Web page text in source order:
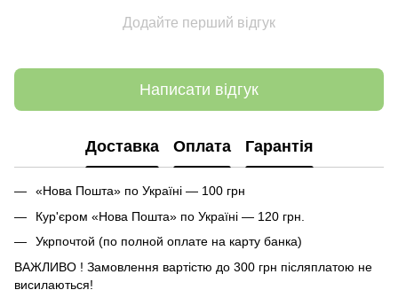
Додайте перший відгук
Написати відгук
Доставка Оплата Гарантія
«Нова Пошта» по Україні — 100 грн
Кур'єром «Нова Пошта» по Україні — 120 грн.
Укрпочтой (по полной оплате на карту банка)
ВАЖЛИВО ! Замовлення вартістю до 300 грн післяплатою не
висилаються!